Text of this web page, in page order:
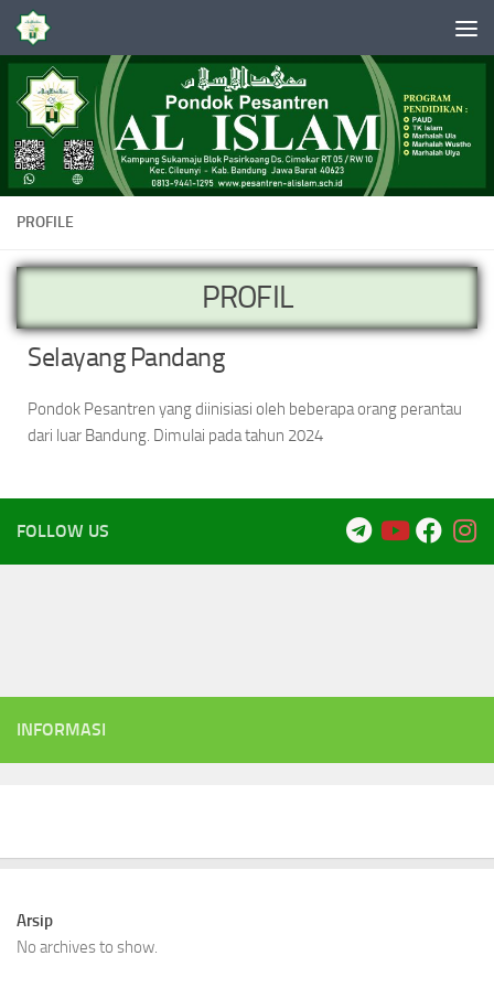
Skip to content
PROFILE
PROFIL
Selayang Pandang
Pondok Pesantren yang diinisiasi oleh beberapa orang perantau
dari luar Bandung. Dimulai pada tahun 2024
FOLLOW US
INFORMASI
Arsip
No archives to show.